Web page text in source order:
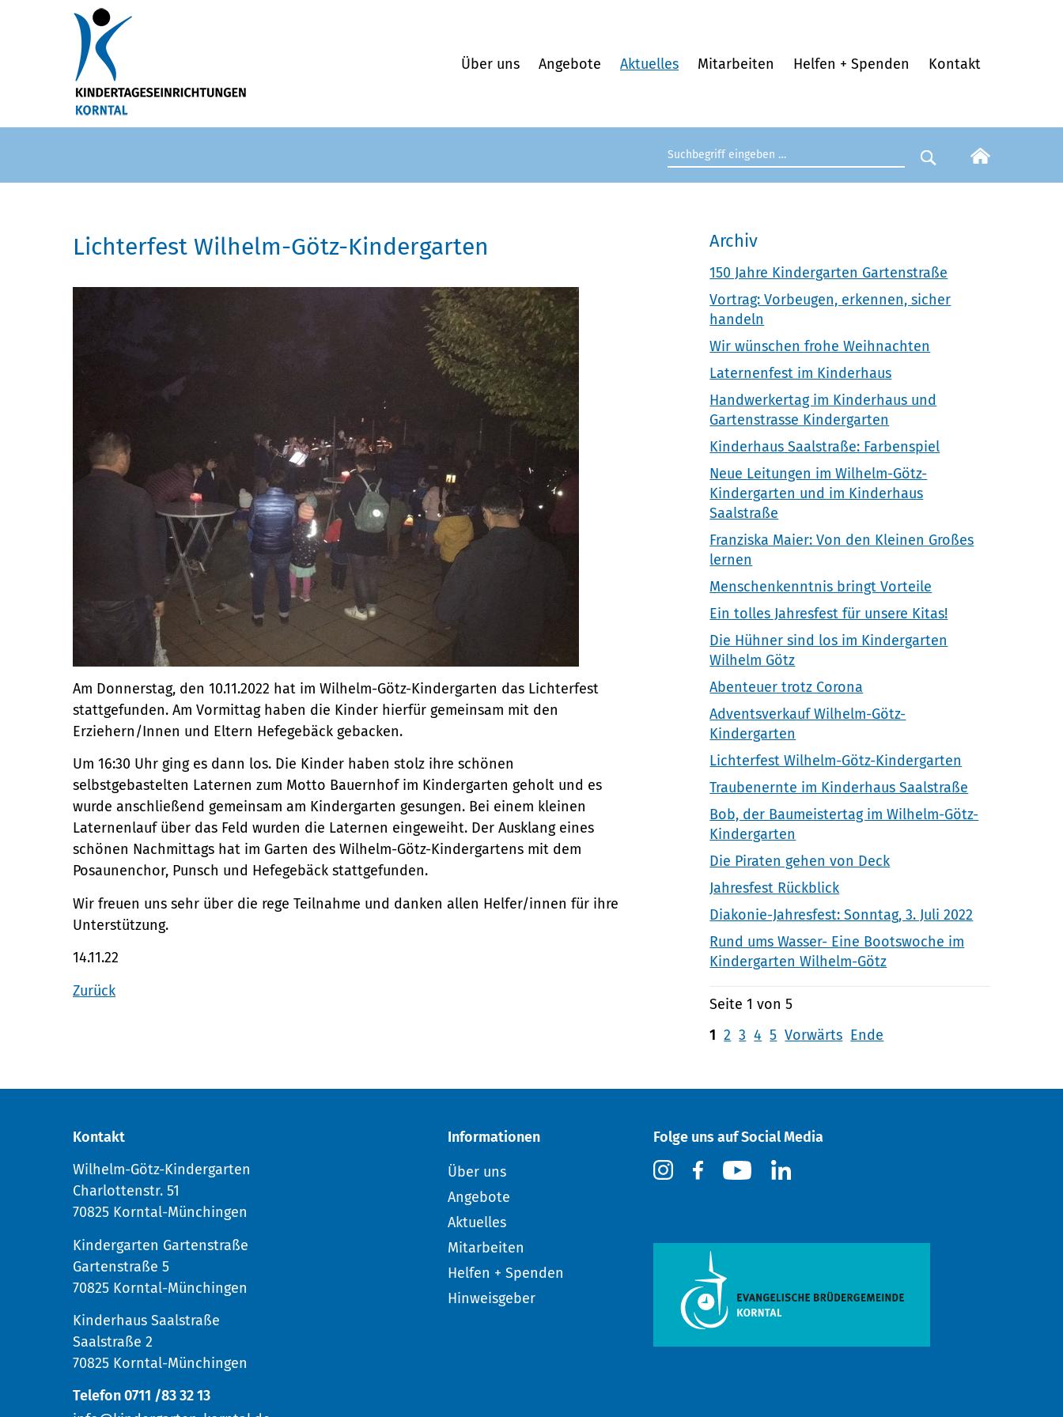
Über uns Angebote Aktuelles Mitarbeiten Helfen + Spenden Kontakt
Suchbegriff eingeben
Suche starten
Lichterfest Wilhelm-Götz-Kindergarten
Am Donnerstag, den 10.11.2022 hat im Wilhelm-Götz-Kindergarten das Lichterfest
stattgefunden. Am Vormittag haben die Kinder hierfür gemeinsam mit den
Erziehern/Innen und Eltern Hefegebäck gebacken.
Um 16:30 Uhr ging es dann los. Die Kinder haben stolz ihre schönen
selbstgebastelten Laternen zum Motto Bauernhof im Kindergarten geholt und es
wurde anschließend gemeinsam am Kindergarten gesungen. Bei einem kleinen
Laternenlauf über das Feld wurden die Laternen eingeweiht. Der Ausklang eines
schönen Nachmittags hat im Garten des Wilhelm-Götz-Kindergartens mit dem
Posaunenchor, Punsch und Hefegebäck stattgefunden.
Wir freuen uns sehr über die rege Teilnahme und danken allen Helfer/innen für ihre
Unterstützung.
14.11.22
Zurück
Archiv
150 Jahre Kindergarten Gartenstraße
Vortrag: Vorbeugen, erkennen, sicher
handeln
Wir wünschen frohe Weihnachten
Laternenfest im Kinderhaus
Handwerkertag im Kinderhaus und
Gartenstrasse Kindergarten
Kinderhaus Saalstraße: Farbenspiel
Neue Leitungen im Wilhelm-Götz-
Kindergarten und im Kinderhaus
Saalstraße
Franziska Maier: Von den Kleinen Großes
lernen
Menschenkenntnis bringt Vorteile
Ein tolles Jahresfest für unsere Kitas!
Die Hühner sind los im Kindergarten
Wilhelm Götz
Abenteuer trotz Corona
Adventsverkauf Wilhelm-Götz-
Kindergarten
Lichterfest Wilhelm-Götz-Kindergarten
Traubenernte im Kinderhaus Saalstraße
Bob, der Baumeistertag im Wilhelm-Götz-
Kindergarten
Die Piraten gehen von Deck
Jahresfest Rückblick
Diakonie-Jahresfest: Sonntag, 3. Juli 2022
Rund ums Wasser- Eine Bootswoche im
Kindergarten Wilhelm-Götz
Seite 1 von 5
1 2 3 4 5 Vorwärts Ende
Kontakt
Wilhelm-Götz-Kindergarten
Charlottenstr. 51
70825 Korntal-Münchingen
Kindergarten Gartenstraße
Gartenstraße 5
70825 Korntal-Münchingen
Kinderhaus Saalstraße
Saalstraße 2
70825 Korntal-Münchingen
Telefon 0711 /83 32 13
Informationen
Über uns
Angebote
Aktuelles
Mitarbeiten
Helfen + Spenden
Hinweisgeber
Folge uns auf Social Media